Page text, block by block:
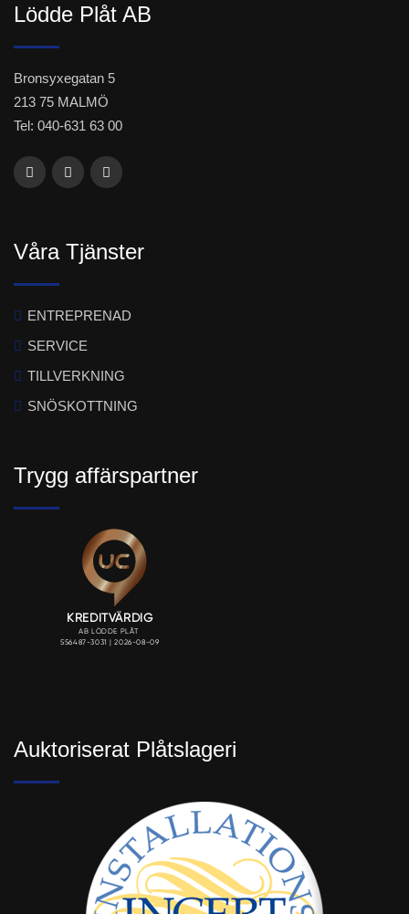
Lödde Plåt AB
Bronsyxegatan 5
213 75 MALMÖ
Tel: 040-631 63 00
Våra Tjänster
ENTREPRENAD
SERVICE
TILLVERKNING
SNÖSKOTTNING
Trygg affärspartner
Auktoriserat Plåtslageri